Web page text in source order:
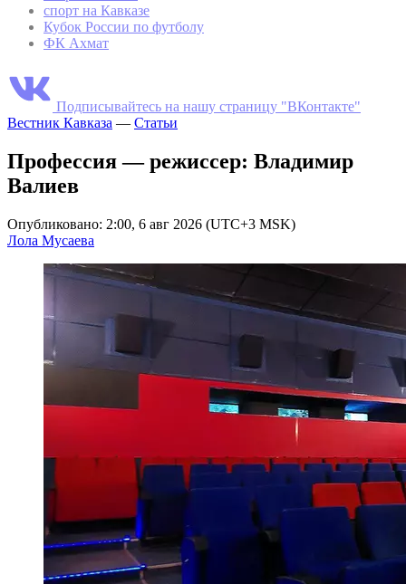
спорт на Кавказе
Кубок России по футболу
ФК Ахмат
Подписывайтесь на нашу страницу "ВКонтакте"
Вестник Кавказа — Статьи
Профессия — режиссер: Владимир
Валиев
Опубликовано: 2:00, 6 авг 2026 (UTC+3 MSK)
Лола Мусаева